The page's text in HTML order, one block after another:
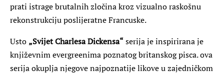
prati istrage brutalnih zločina kroz vizualno raskošnu
rekonstrukciju poslijeratne Francuske.
Usto „Svijet Charlesa Dickensa“serija je inspirirana je
književnim evergreenima poznatog britanskog pisca. ova
serija okuplja njegove najpoznatije likove u zajedničkom